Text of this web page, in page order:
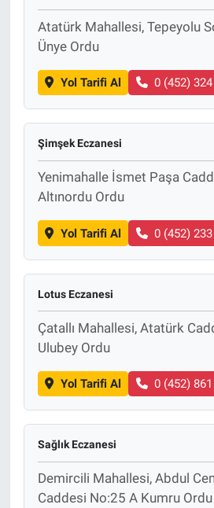
Atatürk Mahallesi, Tepeyolu
Ünye Ordu
Yol Tarifi Al 0 (452)
Şimşek Eczanesi
Yenimahalle İsmet Paşa
Altınordu Ordu
Yol Tarifi Al 0 (452)
Lotus Eczanesi
Çatallı Mahallesi, Atatürk
Ulubey Ordu
Yol Tarifi Al 0 (452)
Sağlık Eczanesi
Demircili Mahallesi, Abdul
Caddesi No:25 A Kumru Ordu